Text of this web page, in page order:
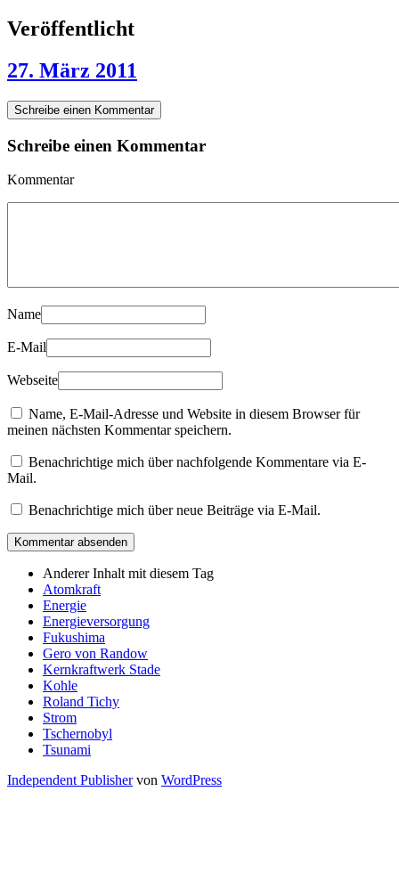
Veröffentlicht
27. März 2011
Schreibe einen Kommentar
Schreibe einen Kommentar
Kommentar
Name
E-Mail
Webseite
Name, E-Mail-Adresse und Website in diesem Browser für
meinen nächsten Kommentar speichern.
Benachrichtige mich über nachfolgende Kommentare via E-
Mail.
Benachrichtige mich über neue Beiträge via E-Mail.
Anderer Inhalt mit diesem Tag
Atomkraft
Energie
Energieversorgung
Fukushima
Gero von Randow
Kernkraftwerk Stade
Kohle
Roland Tichy
Strom
Tschernobyl
Tsunami
Independent Publishervon WordPress